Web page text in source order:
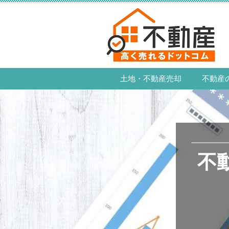
土地・不動産売却 不動産
不